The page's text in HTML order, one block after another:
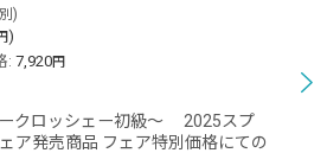
)
)
: 7,920円
クロッシェー初級〜 2025スプ
ア発売商品 フェア特別価格にての